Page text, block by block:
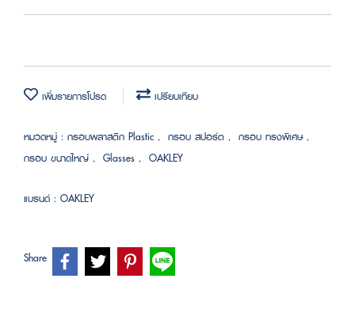
เพิ่มรายการโปรด เปรียบเทียบ
หมวดหมู่ : กรอบพลาสติก Plastic , กรอบ สปอร์ต , กรอบ ทรงพิเศษ,
กรอบ ขนาดใหญ่ , Glasses , OAKLEY
แบรนด์ : OAKLEY
Share